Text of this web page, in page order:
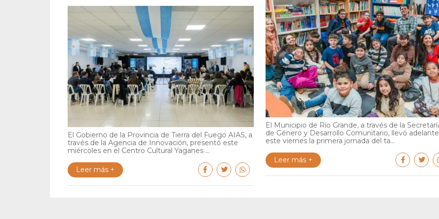
El Gobierno de la Provincia de Tierra del Fuego AIAS, a
través de la Agencia de Innovación, presentó este
miércoles en el Centro Cultural Yaganes ...
Leer más +
El Municipio de Río Grande, a través de la
de Género y Desarrollo Comunitario, llevó adelante
este viernes la primera jornada del ta...
Leer más +